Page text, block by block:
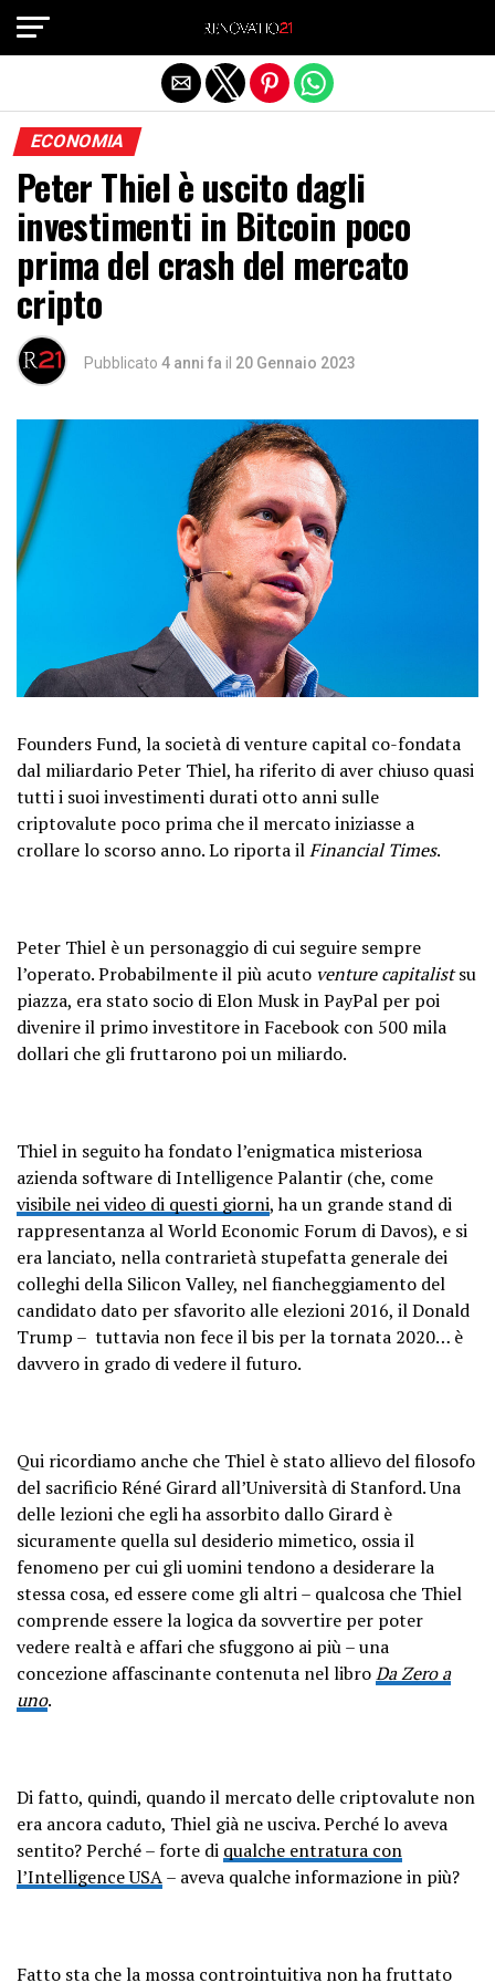
ECONOMIA
Peter Thiel è uscito dagli
investimenti in Bitcoin poco
prima del crash del mercato
cripto
Pubblicato 4 anni fa il 20 Gennaio 2023
Founders Fund, la società di venture capital co-fondata
dal miliardario Peter Thiel, ha riferito di aver chiuso quasi
tutti i suoi investimenti durati otto anni sulle
criptovalute poco prima che il mercato iniziasse a
crollare lo scorso anno. Lo riporta ilFinancial Times.
Peter Thiel è un personaggio di cui seguire sempre
l’operato. Probabilmente il più acuto venture capitalistsu
piazza, era stato socio di Elon Musk in PayPal per poi
divenire il primo investitore in Facebook con 500 mila
dollari che gli fruttarono poi un miliardo.
Thiel in seguito ha fondato l’enigmatica misteriosa
azienda software di Intelligence Palantir (che, come
visibile nei video di questi giorni, ha un grande stand di
rappresentanza al World Economic Forum di Davos), e si
era lanciato, nella contrarietà stupefatta generale dei
colleghi della Silicon Valley, nel fiancheggiamento del
candidato dato per sfavorito alle elezioni 2016, il Donald
Trump – tuttavia non fece il bis per la tornata 2020… è
davvero in grado di vedere il futuro.
Qui ricordiamo anche che Thiel è stato allievo del filosofo
del sacrificio Réné Girard all’Università di Stanford. Una
delle lezioni che egli ha assorbito dallo Girard è
sicuramente quella sul desiderio mimetico, ossia il
fenomeno per cui gli uomini tendono a desiderare la
stessa cosa, ed essere come gli altri – qualcosa che Thiel
comprende essere la logica da sovvertire per poter
vedere realtà e affari che sfuggono ai più – una
concezione affascinante contenuta nel libroDa Zero a
uno.
Di fatto, quindi, quando il mercato delle criptovalute non
era ancora caduto, Thiel già ne usciva. Perché lo aveva
sentito? Perché – forte di qualche entratura con
l’Intelligence USA– aveva qualche informazione in più?
Fatto sta che la mossa controintuitiva non ha fruttato
Exit mobile version